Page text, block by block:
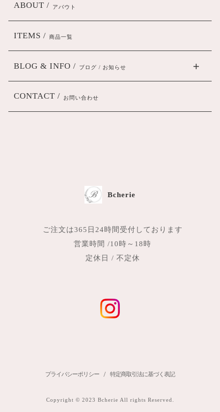
Bcherie
ご注文は365日24時間受付しております
営業時間 /10時～18時
定休日 / 不定休
ABOUT / アバウト
ITEMS / 商品一覧
BLOG & INFO / ブログ / お知らせ
CONTACT / お問い合わせ
プライバシーポリシー / 特定商取引法に基づく表記
Copyright © 2023 Bcherie All rights Reserved.